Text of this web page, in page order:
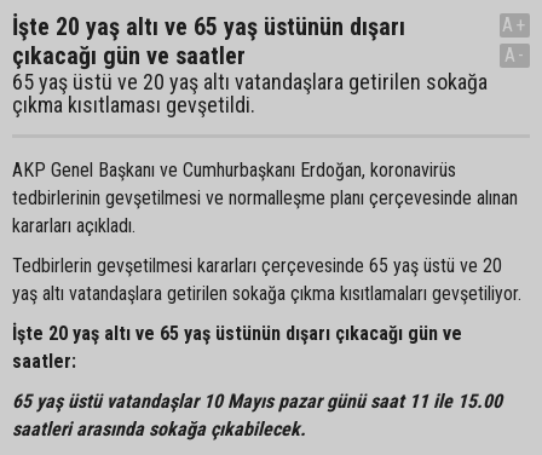
İşte 20 yaş altı ve 65 yaş üstünün dışarı
çıkacağı gün ve saatler
65 yaş üstü ve 20 yaş altı vatandaşlara getirilen sokağa
çıkma kısıtlaması gevşetildi.
A+
A-
AKP Genel Başkanı ve Cumhurbaşkanı Erdoğan, koronavirüs
tedbirlerinin gevşetilmesi ve normalleşme planı çerçevesinde alınan
kararları açıkladı.
Tedbirlerin gevşetilmesi kararları çerçevesinde 65 yaş üstü ve 20
yaş altı vatandaşlara getirilen sokağa çıkma kısıtlamaları gevşetiliyor.
İşte 20 yaş altı ve 65 yaş üstünün dışarı çıkacağı gün ve
saatler:
65 yaş üstü vatandaşlar 10 Mayıs pazar günü saat 11 ile 15.00
saatleri arasında sokağa çıkabilecek.